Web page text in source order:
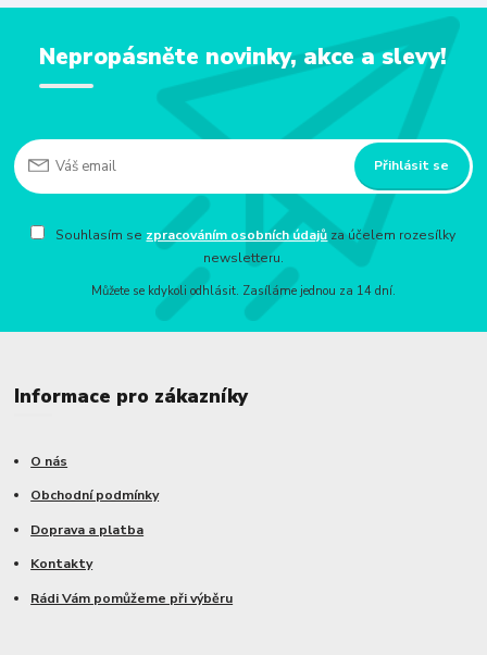
Nepropásněte novinky, akce a slevy!
Přihlásit se
Souhlasím se zpracováním osobních údajů za účelem rozesílky
newsletteru.
Můžete se kdykoli odhlásit. Zasíláme jednou za 14 dní.
Informace pro zákazníky
O nás
Obchodní podmínky
Doprava a platba
Kontakty
Rádi Vám pomůžeme při výběru